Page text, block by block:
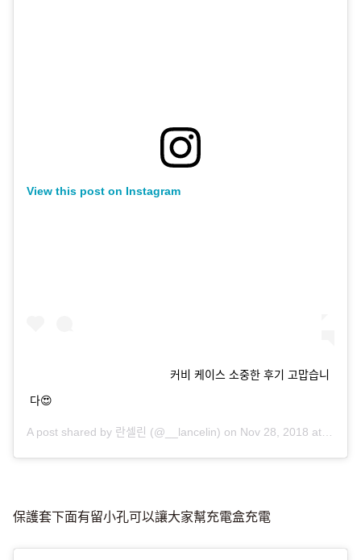
View this post on Instagram
⠀⠀⠀⠀⠀⠀⠀⠀⠀⠀⠀⠀⠀⠀⠀⠀⠀ 커비 케이스 소중한 후기 고맙습니
다😍
A post shared by 란셀린 (@__lancelin) on Nov 28, 2018 at 6:06pm PST
保護套下面有留小孔可以讓大家幫充電盒充電